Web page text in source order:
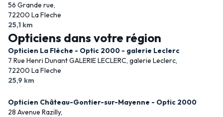
56 Grande rue,
72200 La Fleche
25,1 km
Opticiens dans votre région
Opticien La Flèche - Optic 2000 - galerie Leclerc
7 Rue Henri Dunant GALERIE LECLERC, galerie Leclerc,
72200 La Fleche
25,9 km
Opticien Château-Gontier-sur-Mayenne - Optic 2000
28 Avenue Razilly,